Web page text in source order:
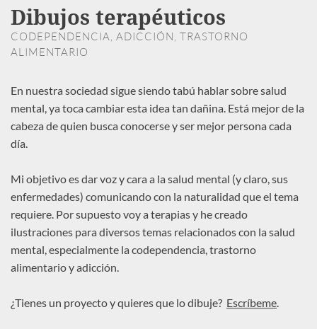
Dibujos terapéuticos
CODEPENDENCIA, ADICCIÓN, TRASTORNO
ALIMENTARIO
En nuestra sociedad sigue siendo tabú hablar sobre salud
mental, ya toca cambiar esta idea tan dañina. Está mejor de la
cabeza de quien busca conocerse y ser mejor persona cada
día.
Mi objetivo es dar voz y cara a la salud mental (y claro, sus
enfermedades) comunicando con la naturalidad que el tema
requiere. Por supuesto voy a terapias y he creado
ilustraciones para diversos temas relacionados con la salud
mental, especialmente la codependencia, trastorno
alimentario y adicción.
¿Tienes un proyecto y quieres que lo dibuje? Escríbeme.